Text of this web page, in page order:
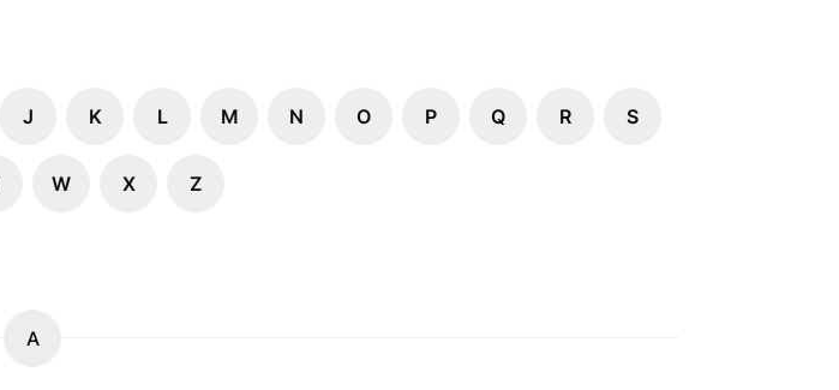
J K L M N O P Q R S
W X Z
A